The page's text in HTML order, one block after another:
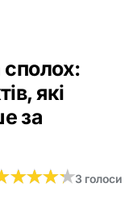
які
за
★★★★
★★★★3 голоси